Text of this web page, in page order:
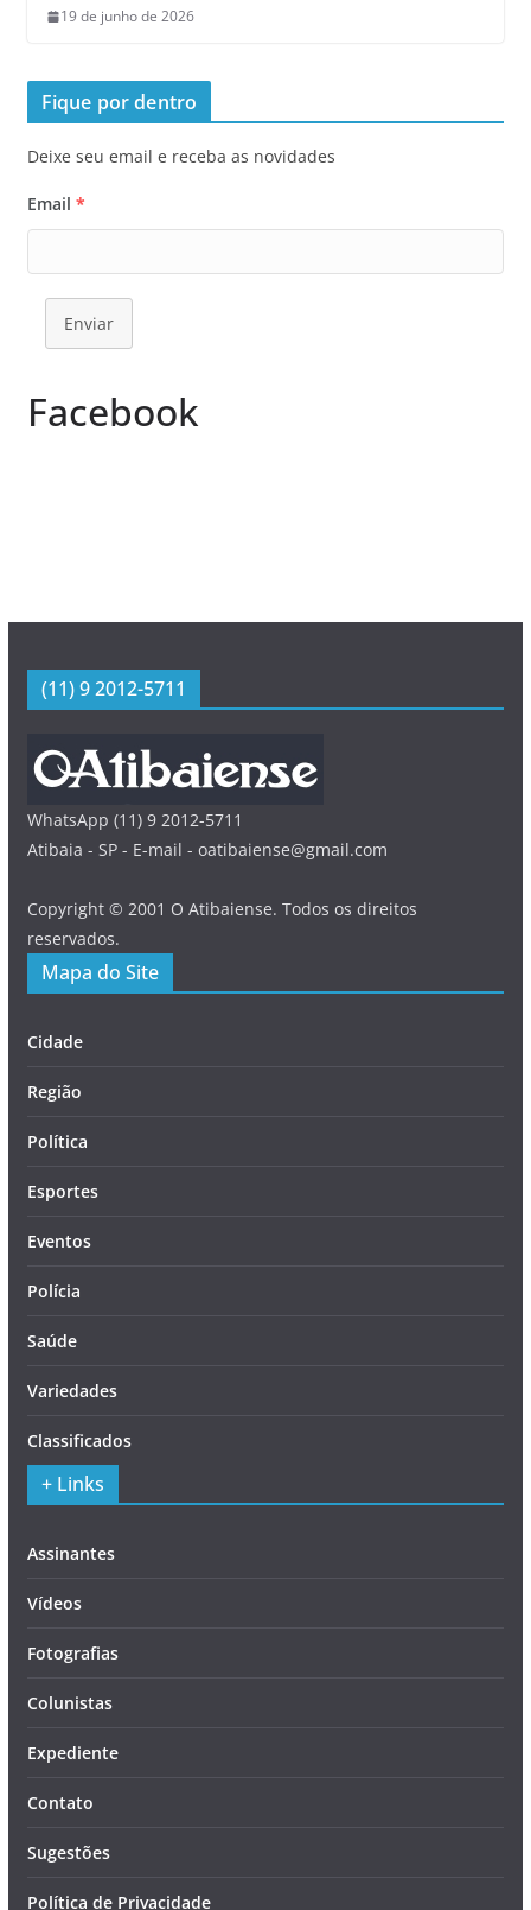
19 de junho de 2026
Fique por dentro
Deixe seu email e receba as novidades
Email *
Enviar
Facebook
(11) 9 2012-5711
WhatsApp (11) 9 2012-5711
Atibaia - SP - E-mail - oatibaiense@gmail.com
Copyright © 2001 O Atibaiense. Todos os direitos
reservados.
Mapa do Site
Cidade
Região
Política
Esportes
Eventos
Polícia
Saúde
Variedades
Classificados
+ Links
Assinantes
Vídeos
Fotografias
Colunistas
Expediente
Contato
Sugestões
Política de Privacidade